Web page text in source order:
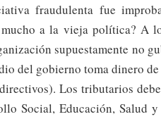
fraudulenta fue
mucho a la vieja política? A
supuestamente no
del gobierno toma dinero
Los tributarios
Social, Educación, Salud